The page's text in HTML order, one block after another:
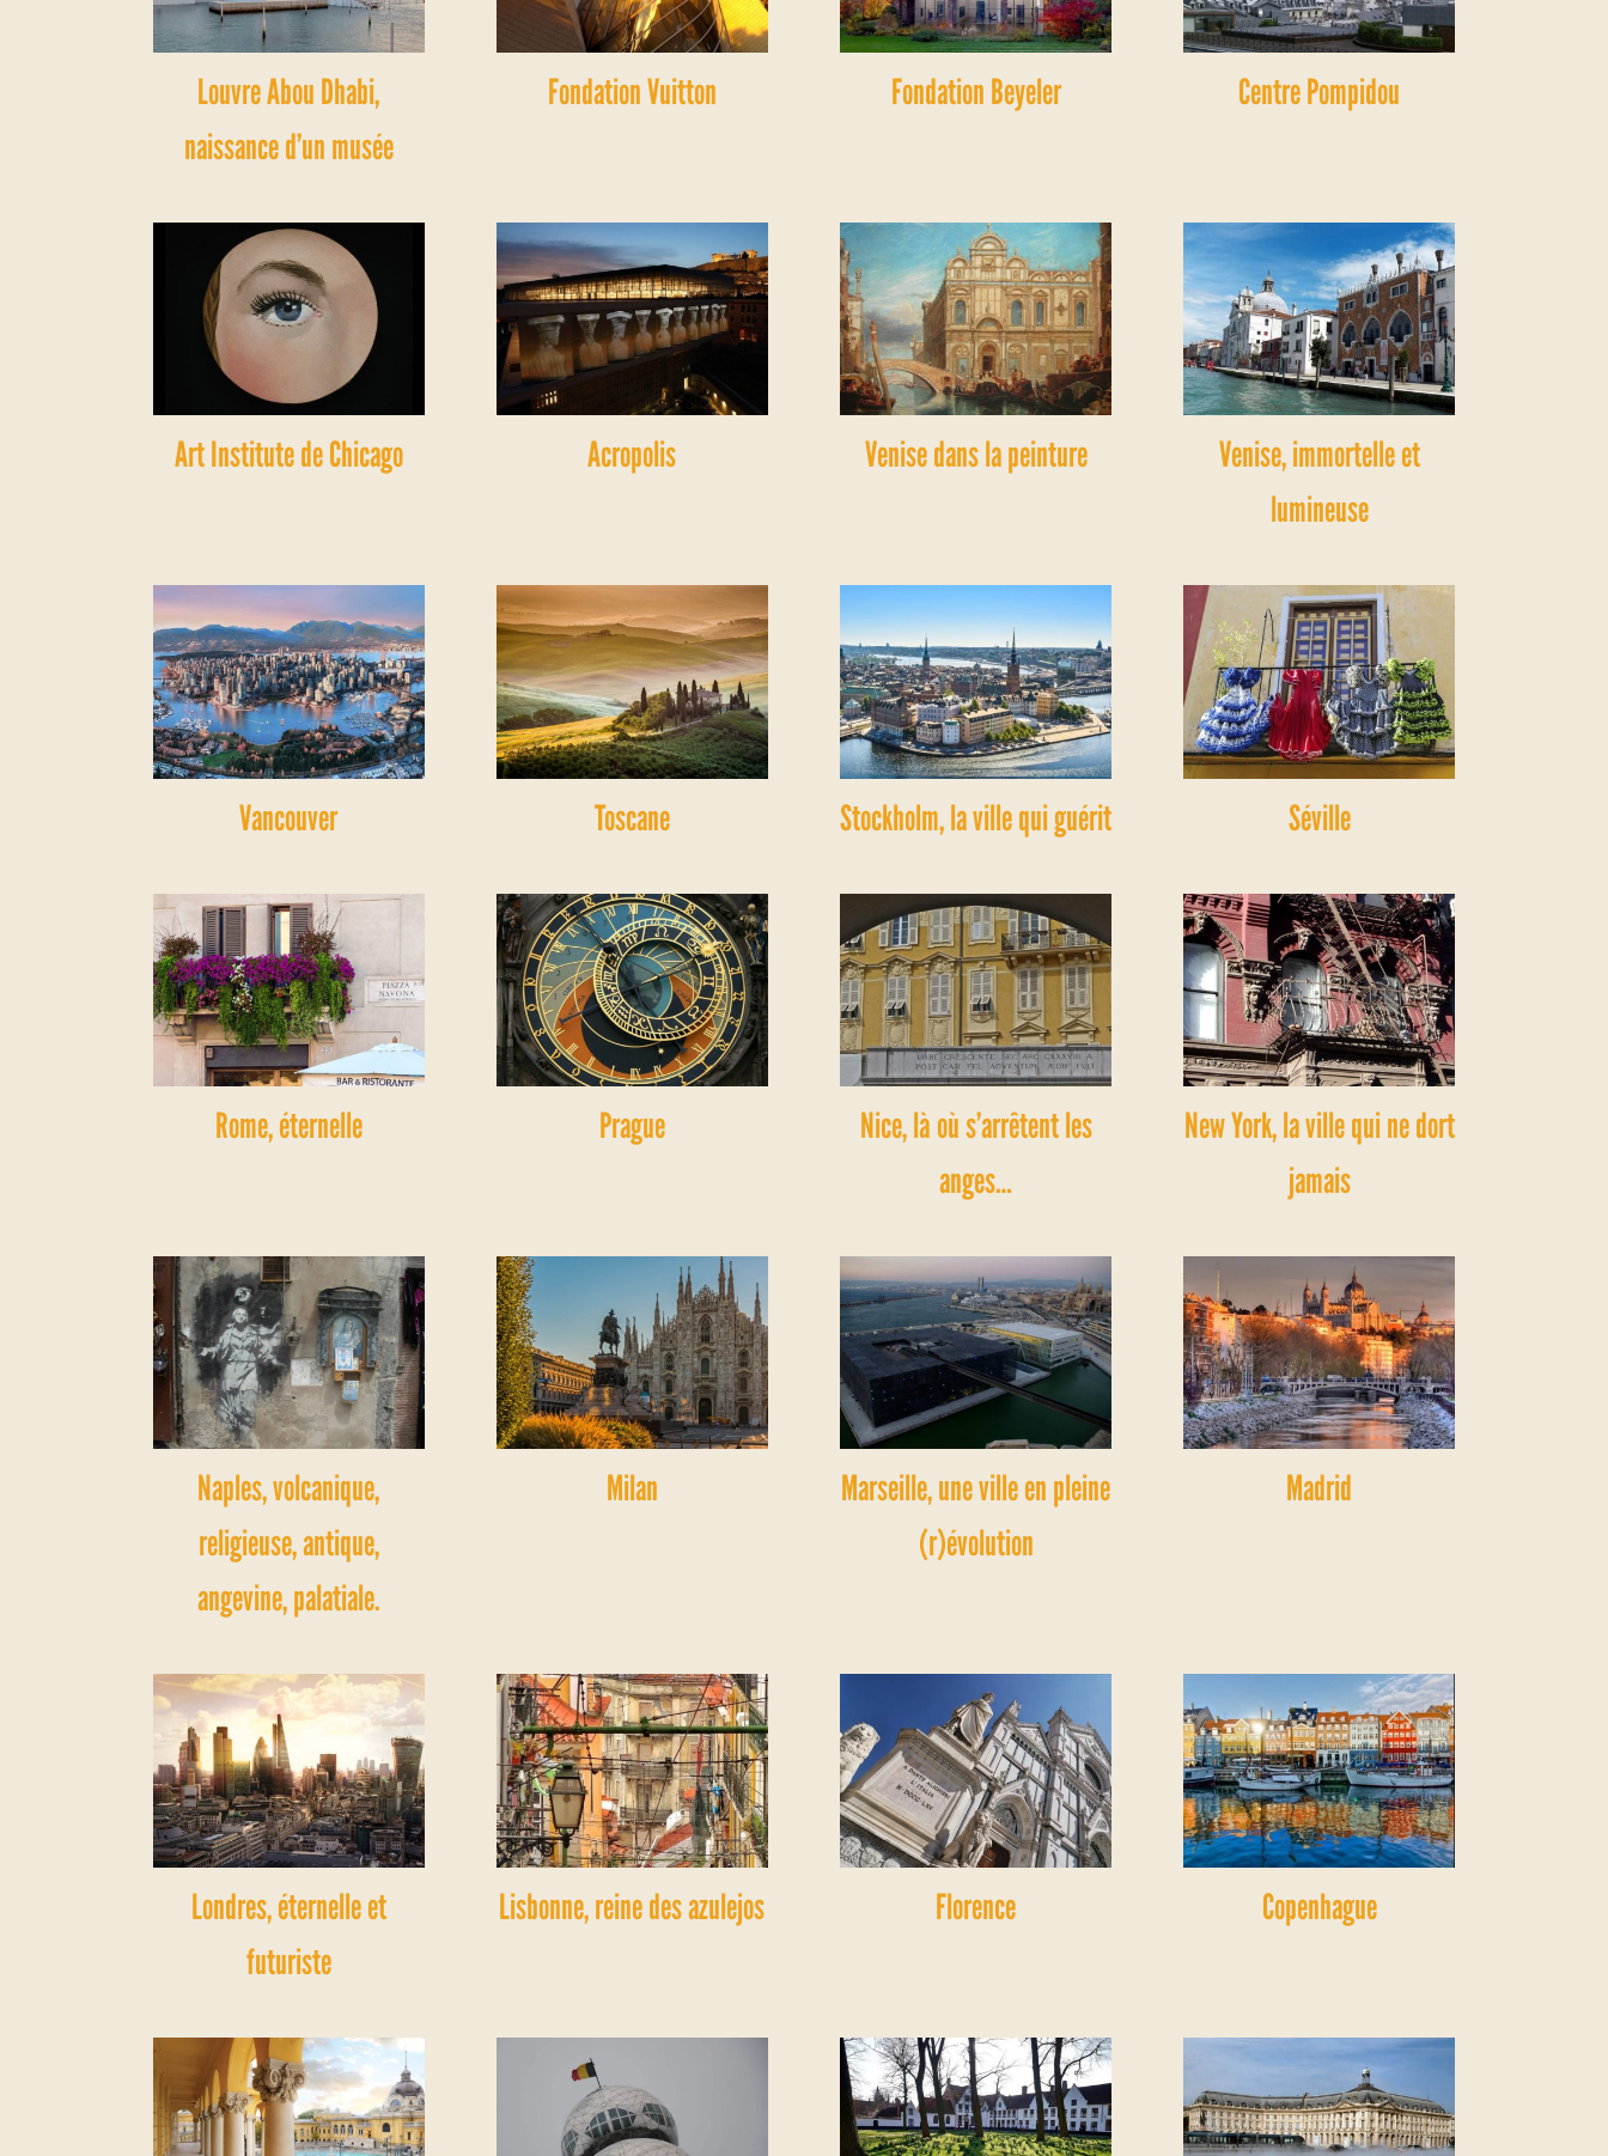
Louvre Abou Dhabi,
naissance d’un musée
Fondation Vuitton Fondation Beyeler Centre Pompidou
Art Institute de Chicago Acropolis Venise dans la peinture
Venise, immortelle et
lumineuse
Vancouver Toscane Stockholm, la ville qui guérit Séville
Rome, éternelle Prague
Nice, là où s’arrêtent les
anges…
New York, la ville qui ne dort
jamais
Naples, volcanique,
religieuse, antique,
angevine, palatiale.
Milan
Marseille, une ville en pleine
(r)évolution
Madrid
Londres, éternelle et
futuriste
Lisbonne, reine des azulejos Florence Copenhague